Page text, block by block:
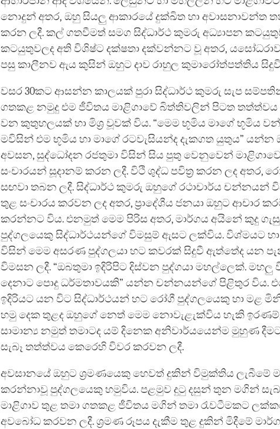
නොදුන් අතර, ඔහු සියලු ආකාරයේ දුක්ඛිත හා අවාසනාවන්ත
කරන ලදී. කල් ගතවීමත් සමග සිද්ධාර්ථ කුමරු අධ්‍යාපන
කටයුතුවලද අති විශිෂ්ට දක්ෂතා දක්වන්නට වූ අතර,
පසු කාලීනව ඇය කුසින් ඔහුට දාව රාහුල කුමාරෝත්පත්තිය
වසර 30කට ආසන්න කාලයක් පුරා සිද්ධාර්ථ කුමරු සැප
ගතකළ නමුදු එම ජීවිතය මාළිගාවේ බිත්තිවලින් පිටත
වන කුතුහලයක් හා මිශ්‍ර වූවක් විය. “මෙම භූමිය මාගේ භූමිය
මවිසින් එම භූමිය හා මාගේ රටවැසියන්ද දැකගත යුතුය”
අවසන, සුද්ධෝදන රජතුමා විසින් සිය පුතු වෙනුවෙන්
සංචාරයන් සූදානම් කරන ලදී. විථි ශුද්ධ පවිත්‍ර කරන ලද අතර,
සඟවා තබන ලදී. සිද්ධාර්ථ කුමරු ඔහුගේ රථාචාර්ය චන්නයන්
තුළ සංචාරය කරවන ලද අතර, ප්‍රාදේශීය ජනයා ඔහුට ආචාර
කරන්නට විය. එනමුත් මෙම පිරිස අතර, මාර්ගය අයිනේ කුදු
පුද්ගලයෙකු සිද්ධාර්ථයන්ගේ විමසුම් ඇසට ලක්විය. විශ්මයට
විසින් මෙම අසරණ පුද්ගලයා හට කවරක් සිදුවී ඇත්තේද යන
විමසන ලදී. “ඔබතුමා ඉදිරිපිට දිස්වන පුද්ගයා මහල්ලෙක්.
දෙනාට පොදු ධර්මතාවයකි” යන්න චන්නයන්ගේ පිළිතුර විය.
ඉදිරියට යන විට සිද්ධාර්ථයන් හට රෝගී පුද්ගලයෙකු හා මළ
හමු දෙක තුළද ඔහුගේ නෙත් මෙම නොවැළැක්විය හැකි
සාමාන්‍ය නමුත් තමාටද යම් දිනෙක අනිවාර්යයෙන්ම මුහුණ
සැබෑ තත්ත්වය කෙරෙහි විවර කරවන ලදී.
අවසානයේ ඔහුට ශ්‍රමණයෙකු හෙවත් දුකින් විමුක්තිය ලැබීමේ
කරන්නාවූ පුද්ගලයෙකු හමුවිය. පළමුව දුටු දසුන් තුන මගින්
මාළිගාව තුළ තමා ගතකළ ජීවිතය මගින් තමා රැවටීමකට
අවබෝධ කරවන ලදී. ශ්‍රමණ රූපය දැකීම තුළ දුකින් මිදීමේ